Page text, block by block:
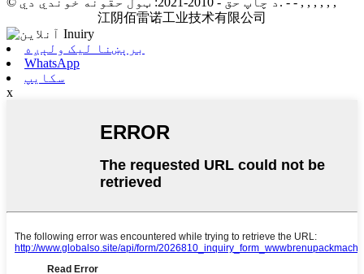
江阴佰雷诺工业技术有限公司
برېښنا لیک ولېږه
WhatsApp
سکایپ
x